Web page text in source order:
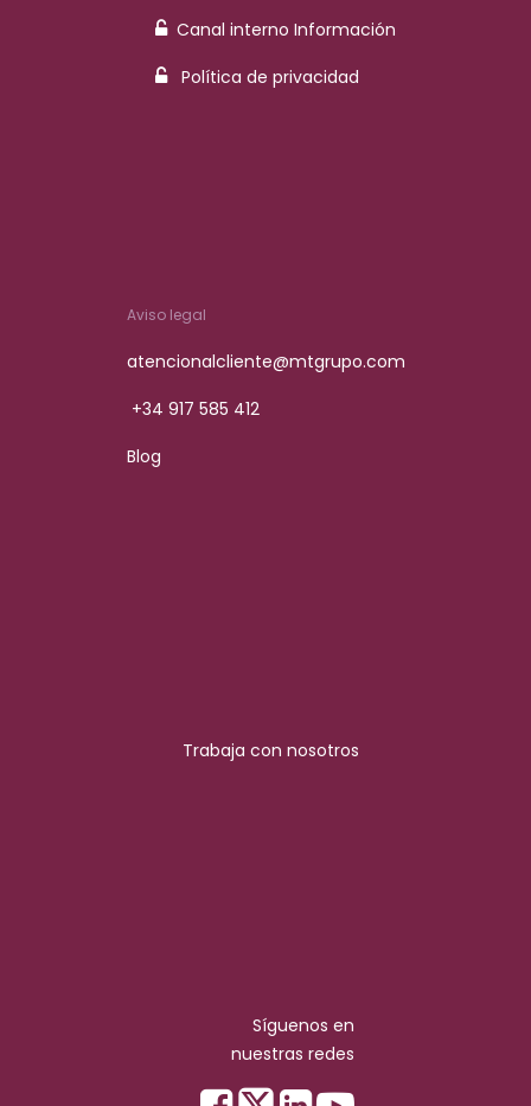
Canal interno Información
Política de privacidad
Aviso legal
atencionalcliente@mtgrupo.com
+34 917 585 412
Blog
Trabaja con nosotros
Síguenos en
nuestras redes